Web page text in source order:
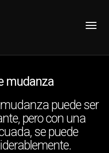
mudanza
puede ser
pero con una
se puede